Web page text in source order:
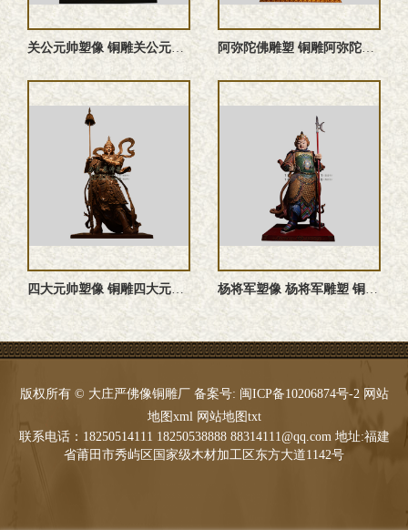
关公元帅塑像 铜雕关公元帅 关公元帅雕塑 关公元帅神像 阿弥陀佛雕塑 铜雕阿弥陀佛塑像
四大元帅塑像 铜雕四大元帅 四大元帅神像 四大元帅雕塑 杨将军塑像 杨将军雕塑 铜雕杨将军塑像 杨将军神像
版权所有 © 大庄严佛像铜雕厂 备案号: 闽ICP备10206874号-2 网站
地图xml 网站地图txt
联系电话：18250514111 18250538888 88314111@qq.com 地址:福建
省莆田市秀屿区国家级木材加工区东方大道1142号